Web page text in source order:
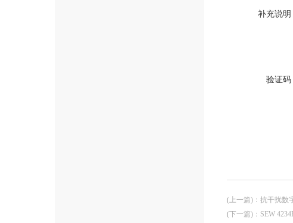
补充说明
验证码
(上一篇) ： 抗干扰数
(下一篇) ： SEW